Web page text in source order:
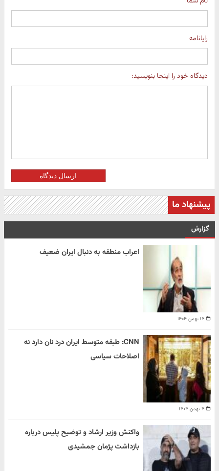
رایانامه
دیدگاه خود را اینجا بنویسید:
ارسال دیدگاه
پیشنهاد ما
گزارش
۱۴ بهمن ۱۴۰۴
اعراب منطقه به دنبال ایران ضعیف
۴ بهمن ۱۴۰۴
CNN: طبقه متوسط ایران درد نان دارد نه
اصلاحات سیاسی
واکنش وزیر ارشاد و توضیح پلیس درباره
بازداشت پژمان جمشیدی